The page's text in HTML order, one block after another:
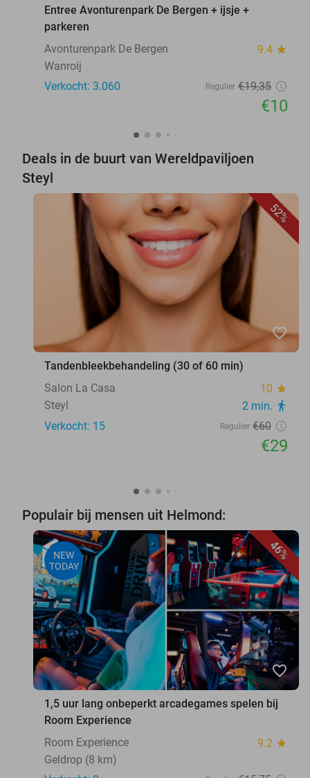
Entree Avonturenpark De Bergen + ijsje +
parkeren
Avonturenpark De Bergen
9.4 star
Wanroij
Verkocht: 3.060
Regulier €19,35
€10
Deals in de buurt van Wereldpaviljoen
Steyl
52%
favorite_border
Tandenbleekbehandeling (30 of 60 min)
Salon La Casa
10 star
Steyl 2 min. directions_walk
Verkocht: 15 Regulier €60
€29
Populair bij mensen uit Helmond:
46%
NEW
TODAY
favorite_border
1,5 uur lang onbeperkt arcadegames spelen bij
Room Experience
Room Experience
9.2 star
Geldrop (8 km)